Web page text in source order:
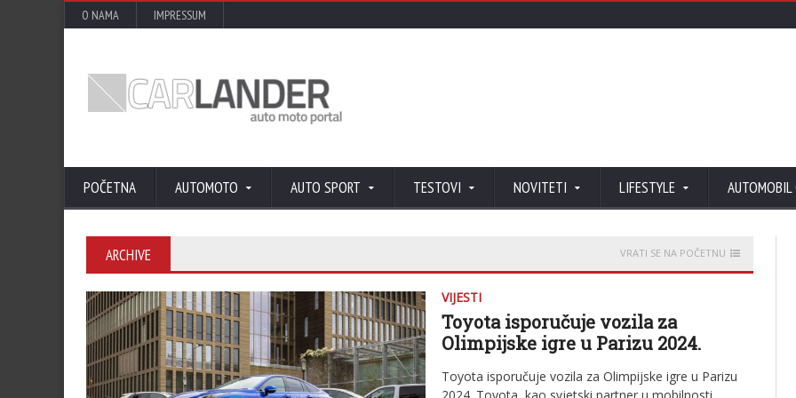
O NAMA IMPRESSUM
POČETNA AUTOMOTO AUTO SPORT TESTOVI NOVITETI LIFESTYLE AUTOMOBIL
ARCHIVE VRATI SE NA POČETNU
VIJESTI
Toyota isporučuje vozila za
Olimpijske igre u Parizu 2024.
Toyota isporučuje vozila za Olimpijske igre u Parizu